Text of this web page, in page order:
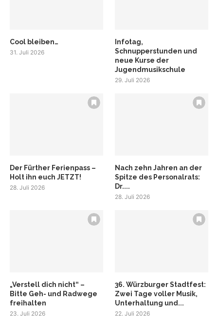
Cool bleiben…
31. Juli 2026
Infotag,
Schnupperstunden und
neue Kurse der
Jugendmusikschule
29. Juli 2026
Der Fürther Ferienpass –
Holt ihn euch JETZT!
28. Juli 2026
Nach zehn Jahren an der
Spitze des Personalrats:
Dr....
28. Juli 2026
„Verstell dich nicht“ –
Bitte Geh- und Radwege
freihalten
23. Juli 2026
36. Würzburger Stadtfest:
Zwei Tage voller Musik,
Unterhaltung und...
22. Juli 2026